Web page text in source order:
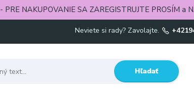
PRE NAKUPOVANIE SA ZAREGISTRUJTE PROSÍM a
Hľadať
Neviete si rady? Zavolajte.